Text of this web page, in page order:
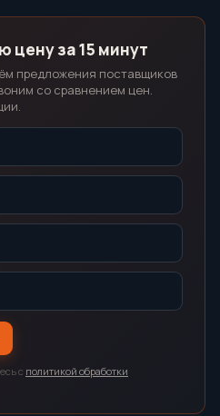
цену за 15 минут
предложения поставщиков
со сравнением цен.
с политикой обработки